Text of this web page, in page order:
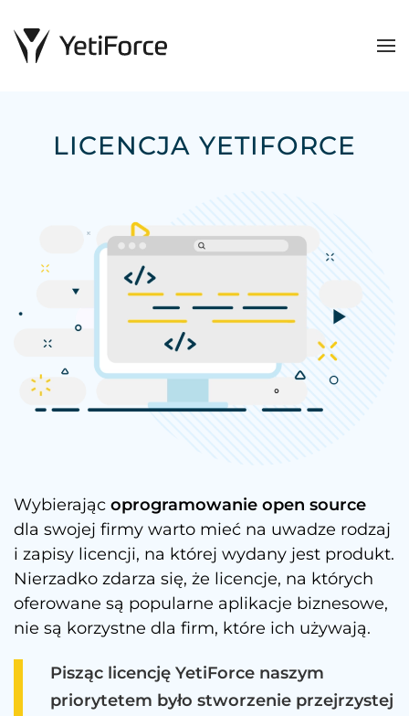
LICENCJA YETIFORCE
Wybierając oprogramowanie open source
dla swojej firmy warto mieć na uwadze rodzaj
i zapisy licencji, na której wydany jest produkt.
Nierzadko zdarza się, że licencje, na których
oferowane są popularne aplikacje biznesowe,
nie są korzystne dla firm, które ich używają.
Pisząc licencję YetiForce naszym
priorytetem było stworzenie przejrzystej